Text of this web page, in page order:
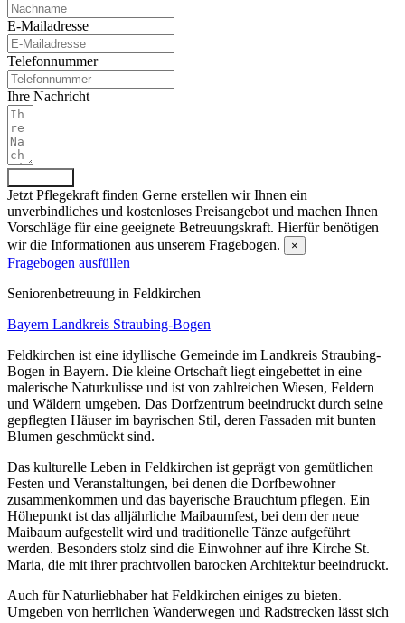
E-Mailadresse
Telefonnummer
Ihre Nachricht
Jetzt Pflegekraft finden Gerne erstellen wir Ihnen ein
unverbindliches und kostenloses Preisangebot und machen Ihnen
Vorschläge für eine geeignete Betreuungskraft. Hierfür benötigen
wir die Informationen aus unserem Fragebogen.
×
Fragebogen ausfüllen
Senioren­betreuung in Feldkirchen
Bayern Landkreis Straubing-Bogen
Feldkirchen ist eine idyllische Gemeinde im Landkreis Straubing-
Bogen in Bayern. Die kleine Ortschaft liegt eingebettet in eine
malerische Naturkulisse und ist von zahlreichen Wiesen, Feldern
und Wäldern umgeben. Das Dorfzentrum beeindruckt durch seine
gepflegten Häuser im bayrischen Stil, deren Fassaden mit bunten
Blumen geschmückt sind.
Das kulturelle Leben in Feldkirchen ist geprägt von gemütlichen
Festen und Veranstaltungen, bei denen die Dorfbewohner
zusammenkommen und das bayerische Brauchtum pflegen. Ein
Höhepunkt ist das alljährliche Maibaumfest, bei dem der neue
Maibaum aufgestellt wird und traditionelle Tänze aufgeführt
werden. Besonders stolz sind die Einwohner auf ihre Kirche St.
Maria, die mit ihrer prachtvollen barocken Architektur beeindruckt.
Auch für Naturliebhaber hat Feldkirchen einiges zu bieten.
Umgeben von herrlichen Wanderwegen und Radstrecken lässt sich